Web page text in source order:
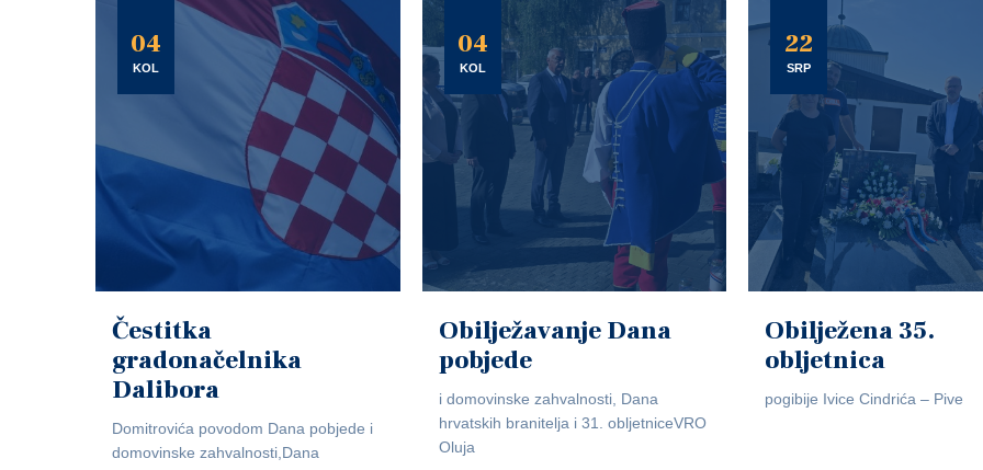
04
KOL
Čestitka
gradonačelnika
Dalibora
Domitrovića povodom Dana pobjede i
domovinske zahvalnosti,Dana
04
KOL
Obilježavanje Dana
pobjede
i domovinske zahvalnosti, Dana
hrvatskih branitelja i 31. obljetniceVRO
Oluja
22
SRP
Obilježena 35.
obljetnica
pogibije Ivice Cindrića – Pive